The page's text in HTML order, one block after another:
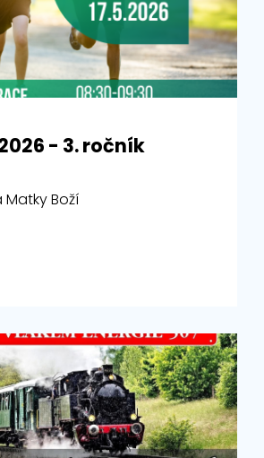
- 3. ročník
Matky Boží